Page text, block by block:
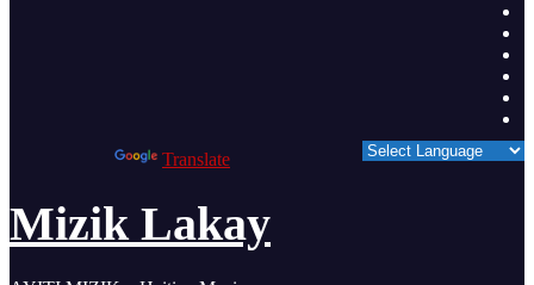
Translate
Mizik Lakay